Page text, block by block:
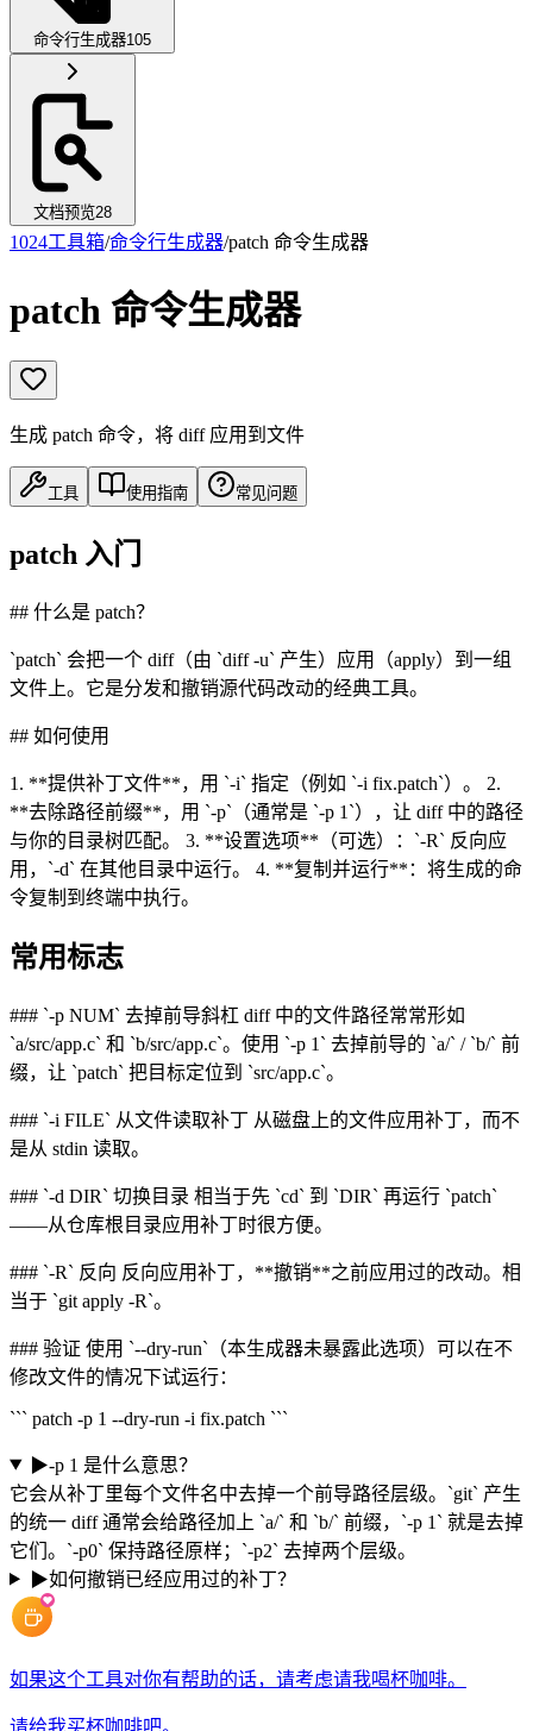
命令行生成器105
文档预览28
1024工具箱/命令行生成器/patch 命令生成器
patch 命令生成器
生成 patch 命令，将 diff 应用到文件
工具 使用指南 常见问题
patch 入门
## 什么是 patch？
`patch` 会把一个 diff（由 `diff -u` 产生）应用（apply）到一组
文件上。它是分发和撤销源代码改动的经典工具。
## 如何使用
1. **提供补丁文件**，用 `-i` 指定（例如 `-i fix.patch`）。 2.
**去除路径前缀**，用 `-p`（通常是 `-p 1`），让 diff 中的路径
与你的目录树匹配。 3. **设置选项**（可选）：`-R` 反向应
用，`-d` 在其他目录中运行。 4. **复制并运行**：将生成的命
令复制到终端中执行。
常用标志
### `-p NUM` 去掉前导斜杠 diff 中的文件路径常常形如
`a/src/app.c` 和 `b/src/app.c`。使用 `-p 1` 去掉前导的 `a/` / `b/` 前
缀，让 `patch` 把目标定位到 `src/app.c`。
### `-i FILE` 从文件读取补丁 从磁盘上的文件应用补丁，而不
是从 stdin 读取。
### `-d DIR` 切换目录 相当于先 `cd` 到 `DIR` 再运行 `patch`
——从仓库根目录应用补丁时很方便。
### `-R` 反向 反向应用补丁，**撤销**之前应用过的改动。相
当于 `git apply -R`。
### 验证 使用 `--dry-run`（本生成器未暴露此选项）可以在不
修改文件的情况下试运行：
``` patch -p 1 --dry-run -i fix.patch ```
▶-p 1 是什么意思？
它会从补丁里每个文件名中去掉一个前导路径层级。`git` 产生
的统一 diff 通常会给路径加上 `a/` 和 `b/` 前缀，`-p 1` 就是去掉
它们。`-p0` 保持路径原样；`-p2` 去掉两个层级。
▶如何撤销已经应用过的补丁？
如果这个工具对你有帮助的话，请考虑请我喝杯咖啡。
请给我买杯咖啡吧。